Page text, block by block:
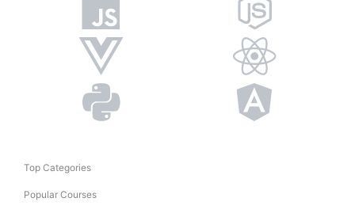
Top Categories
Popular Courses